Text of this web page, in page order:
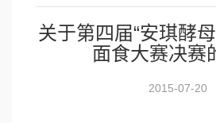
关于第四届“安琪酵
面食大赛决赛
2015-07-20